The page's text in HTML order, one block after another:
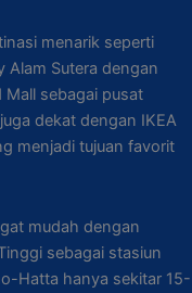
menarik seperti
Alam Sutera dengan
sebagai pusat
dekat dengan IKEA
menjadi tujuan favorit
mudah dengan
sebagai stasiun
Hatta hanya sekitar 15-